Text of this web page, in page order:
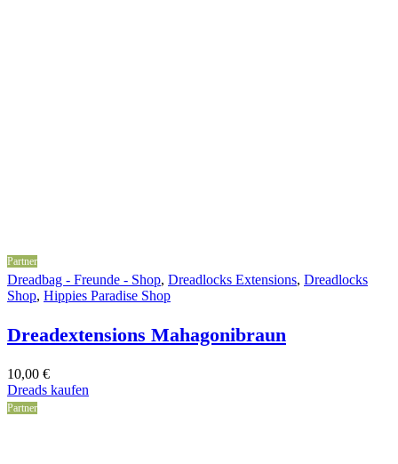
Partner
Dreadbag - Freunde - Shop, Dreadlocks Extensions, Dreadlocks
Shop, Hippies Paradise Shop
Dreadextensions Mahagonibraun
10,00 €
Dreads kaufen
Partner